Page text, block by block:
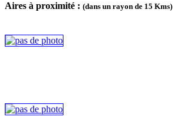
Aires à proximité : (dans un rayon de 15 Kms)